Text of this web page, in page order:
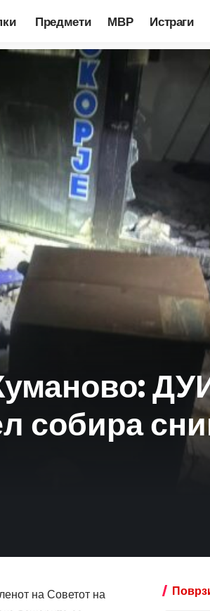
Предмети МВР Истраги
собира
на Советот на